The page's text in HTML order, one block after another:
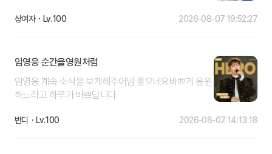
안해요임영웅 하나은행임영웅 응원합니다
상여자 100 2026-08-07 19:52:27
임영웅 순간을영원처럼
임영웅 계속 소식을 보게해주어넘 좋으네요바쁘게 응원
하느라고 하루가 바쁘답니다
반디 100 2026-08-07 14:13:18